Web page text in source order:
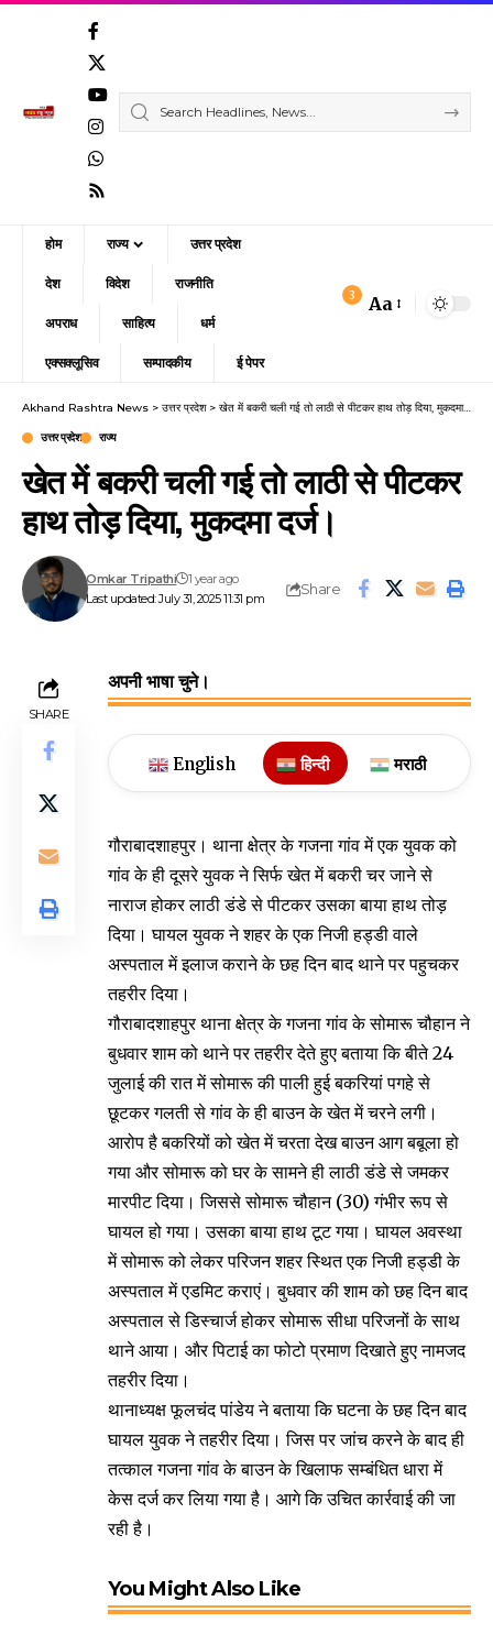
होम राज्य उत्तर प्रदेश
देश विदेश राजनीति
अपराध साहित्य धर्म
एक्सक्लूसिव सम्पादकीय ई पेपर
3
Font
Aa
Akhand Rashtra News > उत्तर प्रदेश> खेत में बकरी चली गई तो लाठी से पीटकर हाथ तोड़ दिया, मुकदमा दर्ज।
उत्तर प्रदेश राज्य
खेत में बकरी चली गई तो लाठी से पीटकर
हाथ तोड़ दिया, मुकदमा दर्ज।
Last updated: July 31, 2025 11:31 pm
Omkar Tripathi 1 year ago
Share
SHARE
अपनी भाषा चुने।
English हिन्दी मराठी
गौराबादशाहपुर। थाना क्षेत्र के गजना गांव में एक युवक को
गांव के ही दूसरे युवक ने सिर्फ खेत में बकरी चर जाने से
नाराज होकर लाठी डंडे से पीटकर उसका बाया हाथ तोड़
दिया। घायल युवक ने शहर के एक निजी हड्डी वाले
अस्पताल में इलाज कराने के छह दिन बाद थाने पर पहुचकर
तहरीर दिया।
गौराबादशाहपुर थाना क्षेत्र के गजना गांव के सोमारू चौहान ने
बुधवार शाम को थाने पर तहरीर देते हुए बताया कि बीते 24
जुलाई की रात में सोमारू की पाली हुई बकरियां पगहे से
छूटकर गलती से गांव के ही बाउन के खेत में चरने लगी।
आरोप है बकरियों को खेत में चरता देख बाउन आग बबूला हो
गया और सोमारू को घर के सामने ही लाठी डंडे से जमकर
मारपीट दिया। जिससे सोमारू चौहान (30) गंभीर रूप से
घायल हो गया। उसका बाया हाथ टूट गया। घायल अवस्था
में सोमारू को लेकर परिजन शहर स्थित एक निजी हड्डी के
अस्पताल में एडमिट कराएं। बुधवार की शाम को छह दिन बाद
अस्पताल से डिस्चार्ज होकर सोमारू सीधा परिजनों के साथ
थाने आया। और पिटाई का फोटो प्रमाण दिखाते हुए नामजद
तहरीर दिया।
थानाध्यक्ष फूलचंद पांडेय ने बताया कि घटना के छह दिन बाद
घायल युवक ने तहरीर दिया। जिस पर जांच करने के बाद ही
तत्काल गजना गांव के बाउन के खिलाफ सम्बंधित धारा में
केस दर्ज कर लिया गया है। आगे कि उचित कार्रवाई की जा
रही है।
You Might Also Like